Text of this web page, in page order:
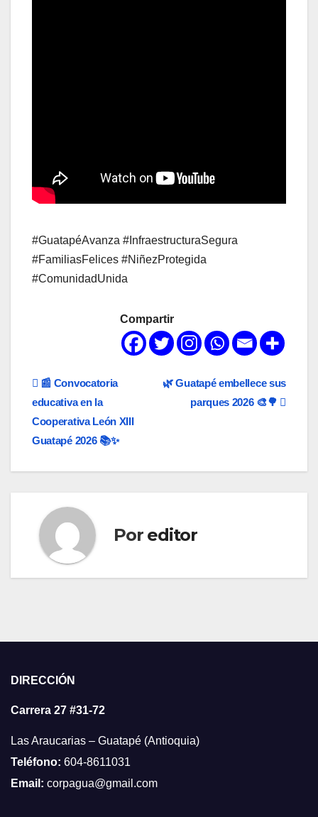
#GuatapéAvanza #InfraestructuraSegura
#FamiliasFelices #NiñezProtegida
#ComunidadUnida
Compartir
Navegación
de
entradas
🌿 Guatapé embellece sus
parques 2026 🎨🌳
📰 Convocatoria
educativa en la
Cooperativa León XIII
Guatapé 2026 📚✨
Por editor
DIRECCIÓN
Carrera 27 #31-72
Las Araucarias – Guatapé (Antioquia)
Teléfono: 604-8611031
Email: corpagua@gmail.com